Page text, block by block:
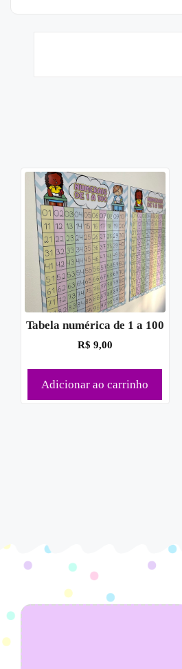
Tabela numérica de 1 a 100
R$ 9,00
Adicionar ao carrinho